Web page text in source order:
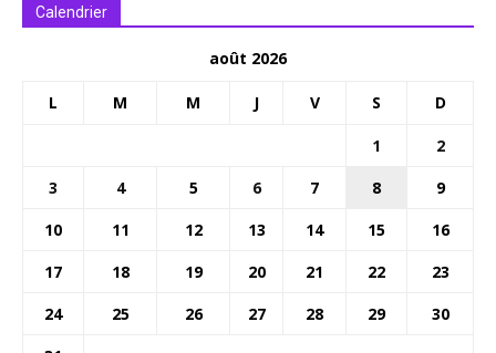
Calendrier
août 2026
L M M J V S D
1
2
3
4 5 6 7 8
9
10
11 12 13 14 15
16
17
18 19 20 21 22
23
24
25 26 27 28 29
30